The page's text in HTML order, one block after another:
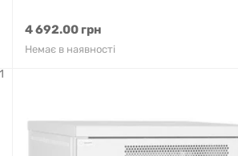
4 692.00 грн
Немає в наявності